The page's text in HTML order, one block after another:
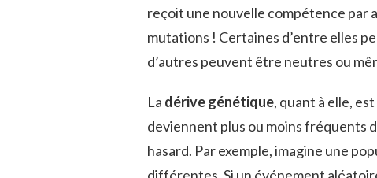
reçoit une nouvelle compétence par
mutations ! Certaines d’entre elles
d’autres peuvent être neutres ou
La dérive génétique, quant à elle,
deviennent plus ou moins fréquents
hasard. Par exemple, imagine une